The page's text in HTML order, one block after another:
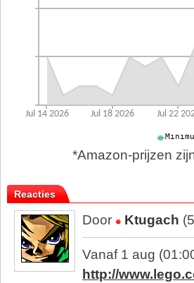
*Amazon-prijzen
Reacties
Door Ktugach
Vanaf 1 aug
http://